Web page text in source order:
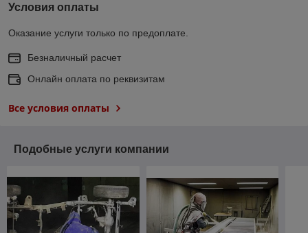
Условия оплаты
Оказание услуги только по предоплате.
Безналичный расчет
Онлайн оплата по реквизитам
Все условия оплаты
Подобные услуги компании